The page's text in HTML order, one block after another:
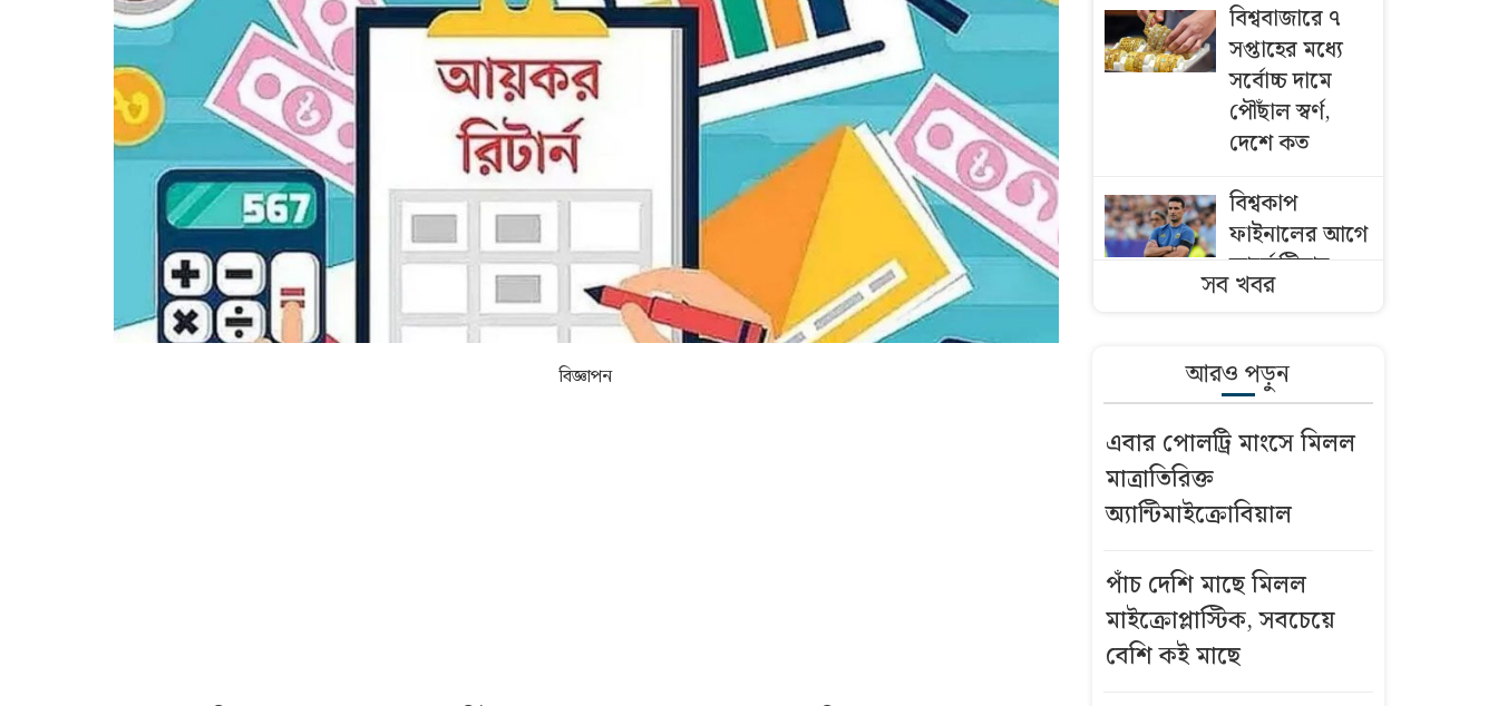
বিজ্ঞাপন
বিশ্ববাজারে ৭
সপ্তাহের মধ্যে
সর্বোচ্চ দামে
পৌঁছাল স্বর্ণ,
দেশে কত
বিশ্বকাপ
ফাইনালের আগে
আর্জেন্টিনার
ড্রেসিংরুমে কী
তিন বিভাগে
বন্যার পূর্বাভাস
নিয়ে ফেসবুকে
কর্মচারীকে
স্ট্যান্ড রিলিজ
দুই দশক ধরে বন্ধ
সব খবর
আরও পড়ুন
এবার পোলট্রি মাংসে মিলল
মাত্রাতিরিক্ত
অ্যান্টিমাইক্রোবিয়াল
পাঁচ দেশি মাছে মিলল
মাইক্রোপ্লাস্টিক, সবচেয়ে
বেশি কই মাছে